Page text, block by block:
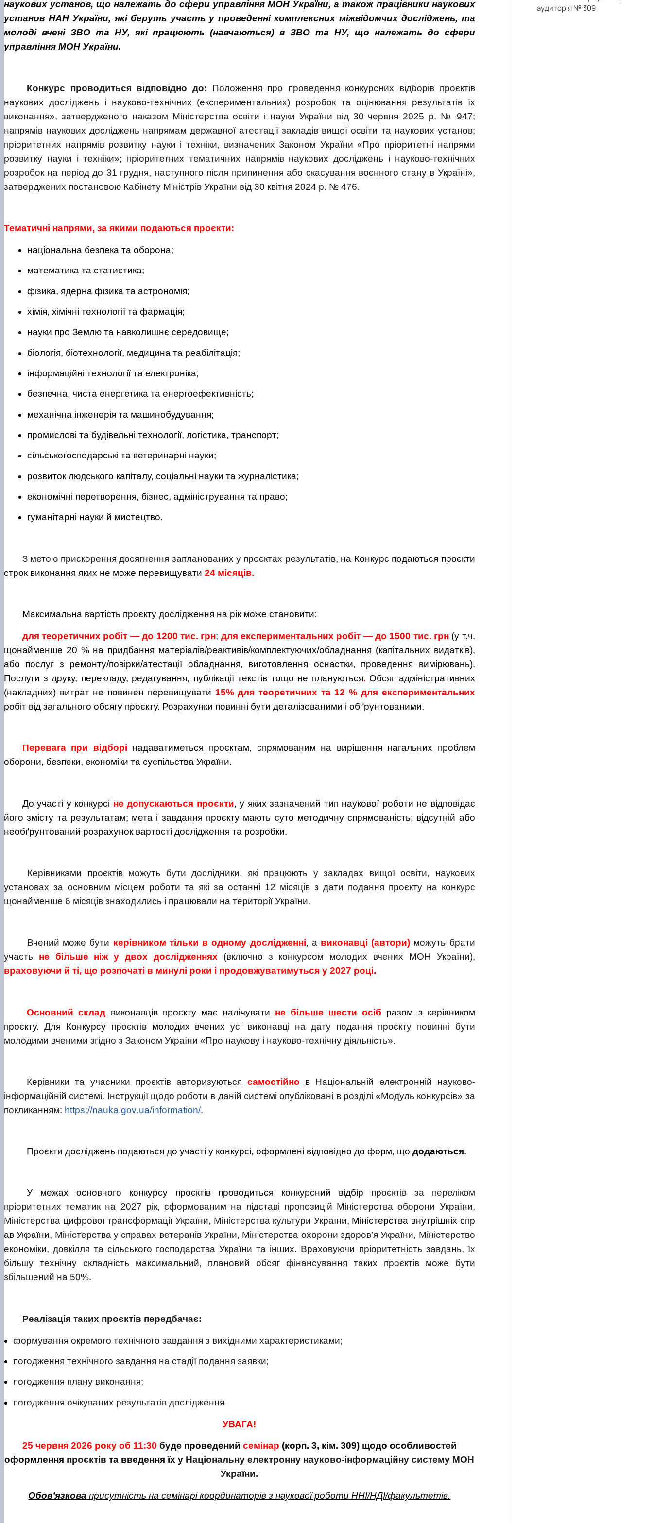
наукових установ, що належать до сфери управління МОН України, а також працівники наукових
установ НАН України, які беруть участь у проведенні комплексних міжвідомчих досліджень, та
молоді вчені ЗВО та НУ, які працюють (навчаються) в ЗВО та НУ, що належать до сфери
управління МОН України.
Конкурс проводиться відповідно до: Положення про проведення конкурсних відборів проєктів
наукових досліджень і науково-технічних (експериментальних) розробок та оцінювання результатів їх
виконання», затвердженого наказом Міністерства освіти і науки України від 30 червня 2025 р. № 947;
напрямів наукових досліджень напрямам державної атестації закладів вищої освіти та наукових установ;
пріоритетних напрямів розвитку науки і техніки, визначених Законом України «Про пріоритетні напрями
розвитку науки і техніки»; пріоритетних тематичних напрямів наукових досліджень і науково-технічних
розробок на період до 31 грудня, наступного після припинення або скасування воєнного стану в Україні»,
затверджених постановою Кабінету Міністрів України від 30 квітня 2024 р. № 476.
Тематичні напрями, за якими подаються проєкти:
національна безпека та оборона;
математика та статистика;
фізика, ядерна фізика та астрономія;
хімія, хімічні технології та фармація;
науки про Землю та навколишнє середовище;
біологія, біотехнології, медицина та реабілітація;
інформаційні технології та електроніка;
безпечна, чиста енергетика та енергоефективність;
механічна інженерія та машинобудування;
промислові та будівельні технології, логістика, транспорт;
сільськогосподарські та ветеринарні науки;
розвиток людського капіталу, соціальні науки та журналістика;
економічні перетворення, бізнес, адміністрування та право;
гуманітарні науки й мистецтво.
З метою прискорення досягнення запланованих у проєктах результатів, на Конкурс подаються проєкти
строк виконання яких не може перевищувати 24 місяців.
Максимальна вартість проєкту дослідження на рік може становити:
для теоретичних робіт — до 1200 тис. грн; для експериментальних робіт — до 1500 тис. грн(у т.ч.
щонайменше 20 % на придбання матеріалів/реактивів/комплектуючих/обладнання (капітальних видатків),
або послуг з ремонту/повірки/атестації обладнання, виготовлення оснастки, проведення вимірювань).
Послуги з друку, перекладу, редагування, публікації текстів тощо не плануються. Обсяг адміністративних
(накладних) витрат не повинен перевищувати 15% для теоретичних та 12 % для експериментальних
робіт від загального обсягу проєкту. Розрахунки повинні бути деталізованими і обґрунтованими.
Перевага при відборі надаватиметься проєктам, спрямованим на вирішення нагальних проблем
оборони, безпеки, економіки та суспільства України.
До участі у конкурсі не допускаються проєкти, у яких зазначений тип наукової роботи не відповідає
його змісту та результатам; мета і завдання проєкту мають суто методичну спрямованість; відсутній або
необґрунтований розрахунок вартості дослідження та розробки.
Керівниками проєктів можуть бути дослідники, які працюють у закладах вищої освіти, наукових
установах за основним місцем роботи та які за останні 12 місяців з дати подання проєкту на конкурс
щонайменше 6 місяців знаходились і працювали на території України.
Вчений може бути керівником тільки в одному дослідженні, а виконавці (автори) можуть брати
участь не більше ніж у двох дослідженнях
(включно з конкурсом молодих вчених МОН України),
враховуючи й ті, що розпочаті в минулі роки і продовжуватимуться у 2027 році.
Основний склад виконавців проєкту має налічувати не більше шести осіб разом з керівником
проєкту. Для Конкурсу проєктівмолодих вченихусі виконавці на дату подання проєкту повинні бути
молодими вченими згідно з Законом України «Про наукову і науково-технічну діяльність».
Керівники та учасники проєктів авторизуютьсясамостійно
в Національній електронній науково-
інформаційній системі. Інструкції щодо роботи в даній системі опубліковані в розділі «Модуль конкурсів» за
покликанням: https://nauka.gov.ua/information/.
Проєктидосліджень подаються до участі у конкурсі, оформлені відповідно до форм, щододаються.
У межах основного конкурсу проєктів проводиться конкурсний відбір проєктів за переліком
пріоритетних тематик на 2027 рік, сформованим на підставі пропозицій Міністерства оборони України,
Міністерства цифрової трансформації України, Міністерства культури України, Міністерства внутрішніх спр
ав України, Міністерства у справах ветеранів України, Міністерства охорони здоров’я України, Міністерство
економіки, довкілля та сільського господарства України та інших. Враховуючи пріоритетність завдань, їх
більшу технічну складність максимальний, плановий обсяг фінансування таких проєктів може бути
збільшений на 50%.
Реалізація таких проєктів передбачає:
формування окремого технічного завдання з вихідними характеристиками;
погодження технічного завдання на стадії подання заявки;
погодження плану виконання;
погодження очікуваних результатів дослідження.
УВАГА!
25 червня 2026 року об 11:30 буде проведений семінар (корп. 3, кім. 309) щодо особливостей
оформлення проєктівта введення їх у Національну електронну науково-інформаційну систему МОН
України.
Обов’язкова присутність на семінарі координаторів з наукової роботи ННІ/НДІ/факультетів.
аудиторія № 309